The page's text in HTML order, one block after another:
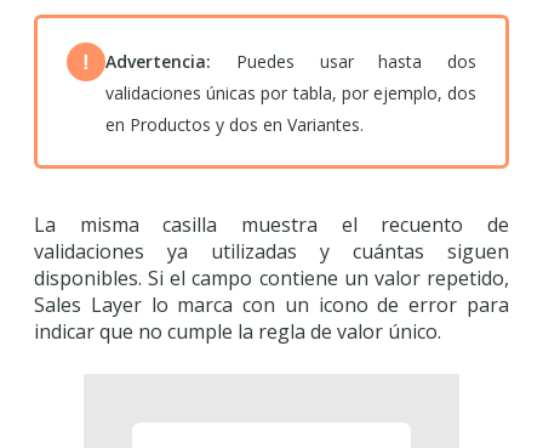
! Advertencia: Puedes usar hasta dos
validaciones únicas por tabla, por ejemplo, dos
en Productos y dos en Variantes.
La misma casilla muestra el recuento de
validaciones ya utilizadas y cuántas siguen
disponibles. Si el campo contiene un valor repetido,
Sales Layer lo marca con un icono de error para
indicar que no cumple la regla de valor único.